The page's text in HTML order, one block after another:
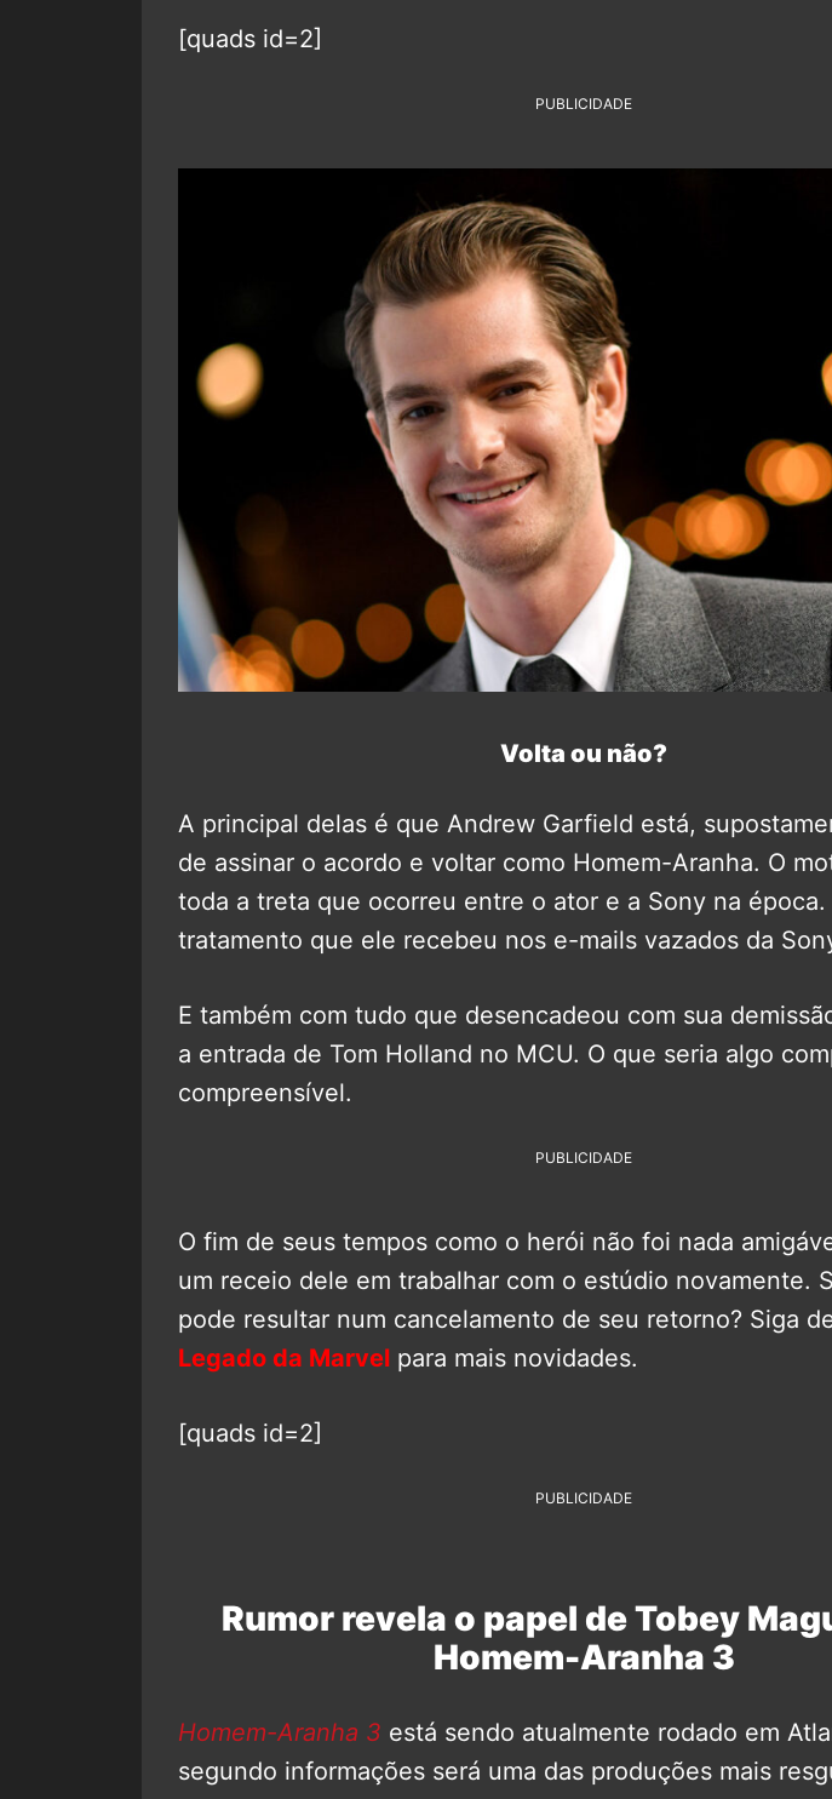
[quads id=2]
PUBLICIDADE
Volta ou não?
A principal delas é que Andrew Garfield está,
de assinar o acordo e voltar como Homem-Aranha. O
toda a treta que ocorreu entre o ator e a Sony na época.
tratamento que ele recebeu nos e-mails vazados da
E também com tudo que desencadeou com sua
a entrada de Tom Holland no MCU. O que seria algo
compreensível.
PUBLICIDADE
O fim de seus tempos como o herói não foi nada
um receio dele em trabalhar com o estúdio novamente.
pode resultar num cancelamento de seu retorno? Siga
Legado da Marvel para mais novidades.
[quads id=2]
PUBLICIDADE
Rumor revela o papel de Tobey
Homem-Aranha 3
Homem-Aranha 3 está sendo atualmente rodado em
segundo informações será uma das produções mais